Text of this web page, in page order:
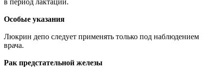
Особые указания
Люкрин депо следует применять только под наблюдением
врача.
Рак предстательной железы